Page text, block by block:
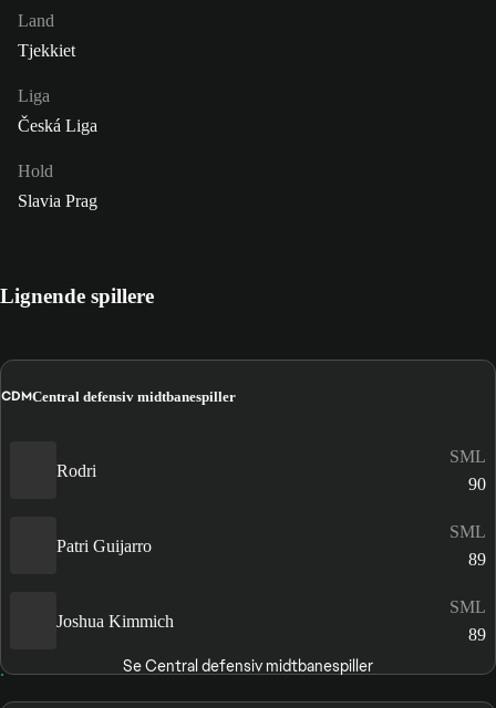
Land
Tjekkiet
Liga
Česká Liga
Hold
Slavia Prag
Lignende spillere
CDMCentral defensiv midtbanespiller
Rodri
SML
90
Patri Guijarro
SML
89
Joshua Kimmich
SML
89
Se Central defensiv midtbanespiller